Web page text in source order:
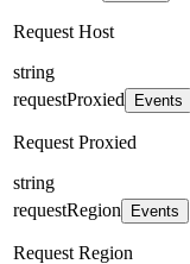
Request Host
string
requestProxied
Events
Request Proxied
string
requestRegion
Events
Request Region